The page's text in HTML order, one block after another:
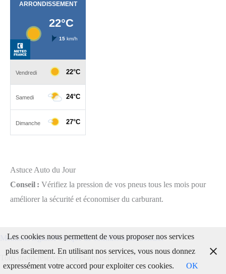
Astuce Auto du Jour
Conseil : Vérifiez la pression de vos pneus tous les mois pour
améliorer la sécurité et économiser du carburant.
Mentions légalesPolitique de confidentialitéContact
Tous droits réservés - toyobaru.net - 2026
Les cookies nous permettent de vous proposer nos services
plus facilement. En utilisant nos services, vous nous donnez
expressément votre accord pour exploiter ces cookies.
OK